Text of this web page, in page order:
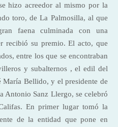
hizo acreedor al mismo por la
toro, de La Palmosilla, al que
faena culminada con una
recibió su premio. El acto, que
entre los que se encontraban
y subalternos , el edil del
María Bellido, y el presidente de
Antonio Sanz Llergo, se celebró
En primer lugar tomó la
de la entidad que pone en